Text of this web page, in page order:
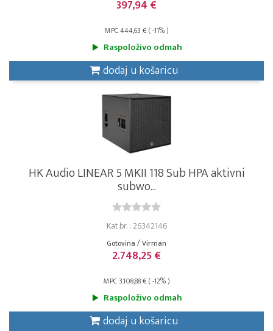
397,94 €
MPC 444,63 € ( -11% )
Raspoloživo odmah
dodaj u košaricu
HK Audio LINEAR 5 MKII 118 Sub HPA aktivni
subwo...
Kat.br. : 26342146
Gotovina / Virman
2.748,25 €
MPC 3.108,88 € ( -12% )
Raspoloživo odmah
dodaj u košaricu